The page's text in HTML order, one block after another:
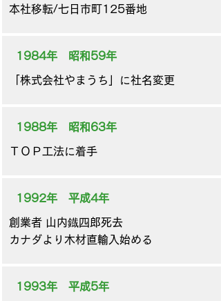
本社移転/七日市町125番地
1984年 昭和59年
「株式会社やまうち」に社名変更
1988年 昭和63年
ＴＯＰ工法に着手
1992年 平成4年
​創業者 山内鐡四郎死去
カナダより木材直輸入始める
1993年 平成5年